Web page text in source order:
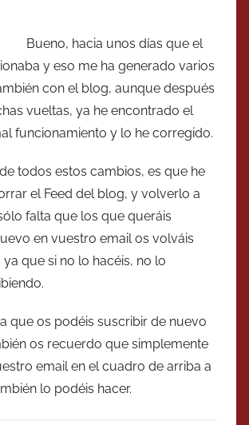
Bueno, hacia unos días que el
y eso me ha generado varios
con el blog, aunque después
vueltas, ya he encontrado el
funcionamiento y lo he corregido.
todos estos cambios, es que he
el Feed del blog, y volverlo a
falta que los que queráis
en vuestro email os volváis
que si no lo hacéis, no lo
que os podéis suscribir de nuevo
os recuerdo que simplemente
email en el cuadro de arriba a
lo podéis hacer.